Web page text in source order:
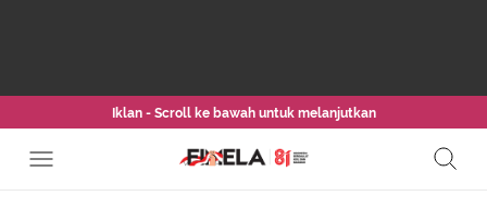
Iklan - Scroll ke bawah untuk melanjutkan